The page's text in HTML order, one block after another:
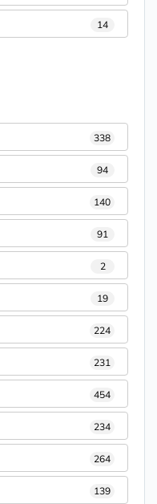
14
338
94
140
91
2
19
224
231
454
234
264
139